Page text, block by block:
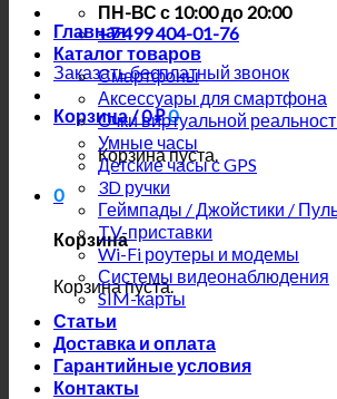
ПН-ВС с 10:00 до 20:00
+7 499 404-01-76
Заказать бесплатный звонок
Корзина /0₽0
Корзина пуста.
0
Корзина
Корзина пуста.
Главная
Каталог товаров
Смартфоны
Аксессуары для смартфона
Очки виртуальной
Умные часы
Детские часы с GPS
3D ручки
Геймпады / Джойстики /
TV-приставки
Wi-Fi роутеры и модемы
Системы видеонаблюдения
SIM-карты
Статьи
Доставка и оплата
Гарантийные условия
Контакты